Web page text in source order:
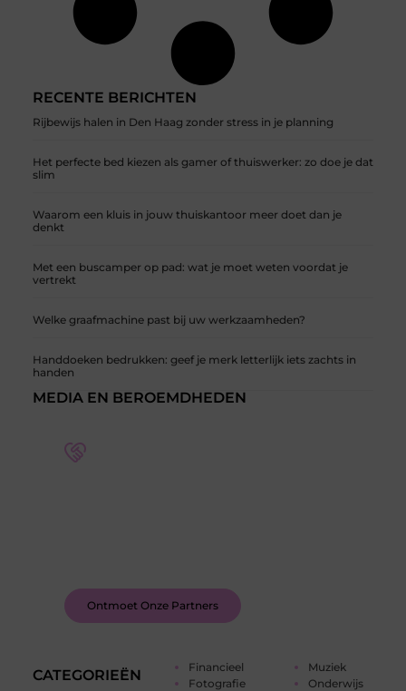
RECENTE BERICHTEN
Rijbewijs halen in Den Haag zonder stress in je planning
Het perfecte bed kiezen als gamer of thuiswerker: zo doe je dat
slim
Waarom een kluis in jouw thuiskantoor meer doet dan je
denkt
Met een buscamper op pad: wat je moet weten voordat je
vertrekt
Welke graafmachine past bij uw werkzaamheden?
Handdoeken bedrukken: geef je merk letterlijk iets zachts in
handen
CATEGORIEËN
Financieel
Fotografie
Muziek
Onderwijs
MEDIA EN BEROEMDHEDEN
Ontmoet Onze Partners